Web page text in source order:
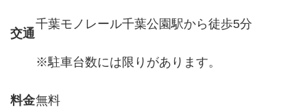
交通
千葉モノレール千葉公園駅から徒歩5分
※駐車台数には限りがあります。
料金無料